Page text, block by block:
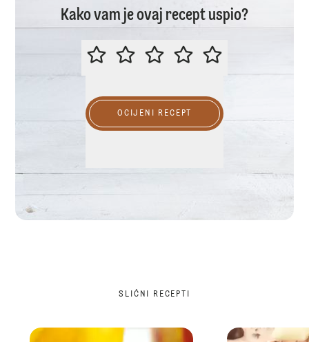
Kako vam je ovaj recept uspio?
OCIJENITE OVAJ RECEPT
OCIJENI RECEPT
SLIČNI RECEPTI